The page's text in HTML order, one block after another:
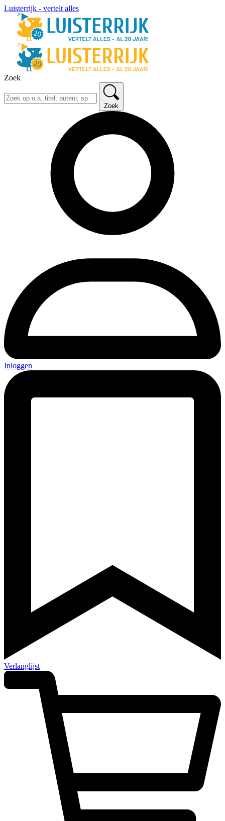
Luisterrijk - vertelt alles
Zoek
Zoek
Inloggen
Verlanglijst